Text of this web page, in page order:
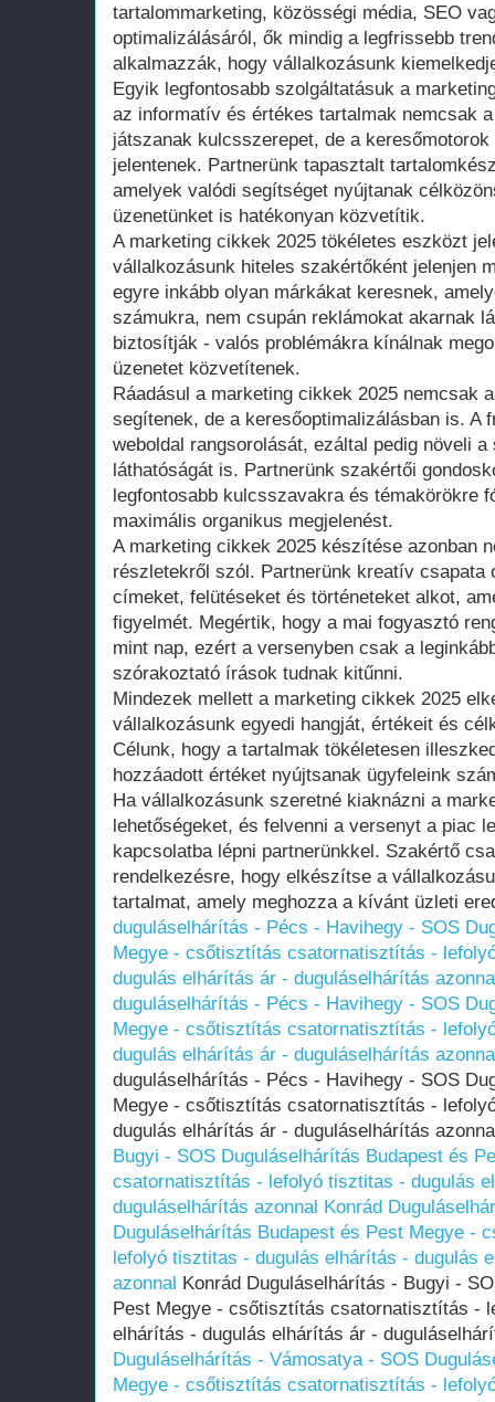
tartalommarketing, közösségi média, SEO
optimalizálásáról, ők mindig a legfrissebb
alkalmazzák, hogy vállalkozásunk
Egyik legfontosabb szolgáltatásuk a
az informatív és értékes tartalmak nemcsak
játszanak kulcsszerepet, de a
jelentenek. Partnerünk tapasztalt
amelyek valódi segítséget nyújtanak
üzenetünket is hatékonyan közvetítik.
A marketing cikkek 2025 tökéletes eszközt
vállalkozásunk hiteles szakértőként jelenjen
egyre inkább olyan márkákat keresnek,
számukra, nem csupán reklámokat akarnak
biztosítják - valós problémákra kínálnak
üzenetet közvetítenek.
Ráadásul a marketing cikkek 2025 nemcsak
segítenek, de a keresőoptimalizálásban is. A
weboldal rangsorolását, ezáltal pedig növeli
láthatóságát is. Partnerünk szakértői
legfontosabb kulcsszavakra és témakörökre
maximális organikus megjelenést.
A marketing cikkek 2025 készítése azonban
részletekről szól. Partnerünk kreatív csapata
címeket, felütéseket és történeteket alkot,
figyelmét. Megértik, hogy a mai fogyasztó
mint nap, ezért a versenyben csak a
szórakoztató írások tudnak kitűnni.
Mindezek mellett a marketing cikkek 2025
vállalkozásunk egyedi hangját, értékeit és
Célunk, hogy a tartalmak tökéletesen
hozzáadott értéket nyújtsanak ügyfeleink
Ha vállalkozásunk szeretné kiaknázni a
lehetőségeket, és felvenni a versenyt a piac
kapcsolatba lépni partnerünkkel. Szakértő
rendelkezésre, hogy elkészítse a
tartalmat, amely meghozza a kívánt üzleti
duguláselhárítás - Pécs - Havihegy - SOS
Megye - csőtisztítás csatornatisztítás -
dugulás elhárítás ár - duguláselhárítás
duguláselhárítás - Pécs - Havihegy - SOS
Megye - csőtisztítás csatornatisztítás -
dugulás elhárítás ár - duguláselhárítás
duguláselhárítás - Pécs - Havihegy - SOS
Megye - csőtisztítás csatornatisztítás -
dugulás elhárítás ár - duguláselhárítás
Bugyi - SOS Duguláselhárítás Budapest és
csatornatisztítás - lefolyó tisztitas - dugulás
duguláselhárítás azonnal Konrád
Duguláselhárítás Budapest és Pest Megye -
lefolyó tisztitas - dugulás elhárítás - dugulás
azonnal Konrád Duguláselhárítás - Bugyi -
Pest Megye - csőtisztítás csatornatisztítás -
elhárítás - dugulás elhárítás ár -
Duguláselhárítás - Vámosatya - SOS
Megye - csőtisztítás csatornatisztítás -